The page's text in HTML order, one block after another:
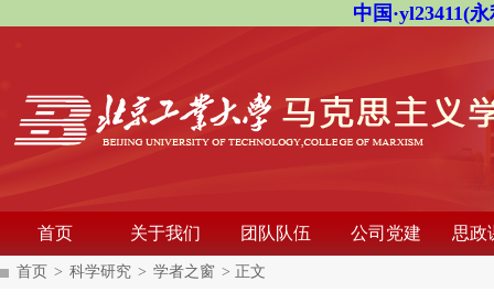
中国·yl23411(
首页 关于我们 团队队伍 公司党建 思政
首页 > 科学研究 > 学者之窗 > 正文